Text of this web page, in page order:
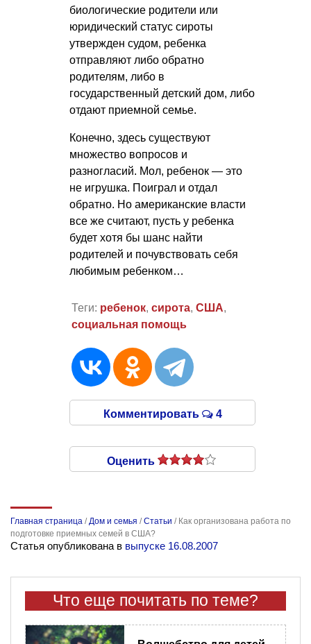
биологические родители или
юридический статус сироты
утвержден судом, ребенка
отправляют либо обратно
родителям, либо в
государственный детский дом, либо
отдают приемной семье.
Конечно, здесь существуют
множество вопросов и
разногласий. Мол, ребенок — это
не игрушка. Поиграл и отдал
обратно. Но американские власти
все же считают, пусть у ребенка
будет хотя бы шанс найти
родителей и почувствовать себя
любимым ребенком…
Теги: ребенок, сирота, США,
социальная помощь
Комментировать 4
Оценить
Главная страница / Дом и семья /Статьи / Как организована работа по
подготовке приемных семей в США?
Статья опубликована в выпуске 16.08.2007
Что еще почитать по теме?